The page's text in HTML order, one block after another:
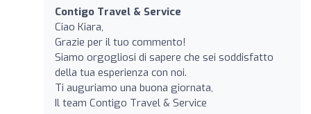
Contigo Travel & Service
Ciao Kiara,
Grazie per il tuo commento!
Siamo orgogliosi di sapere che sei soddisfatto
della tua esperienza con noi.
Ti auguriamo una buona giornata,
Il team Contigo Travel & Service